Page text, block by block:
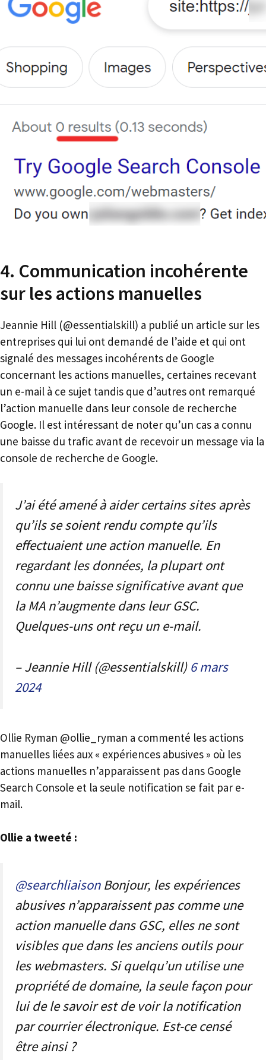
4. Communication incohérente
sur les actions manuelles
Jeannie Hill (@essentialskill) a publié un article sur les
entreprises qui lui ont demandé de l’aide et qui ont
signalé des messages incohérents de Google
concernant les actions manuelles, certaines recevant
un e-mail à ce sujet tandis que d’autres ont remarqué
l’action manuelle dans leur console de recherche
Google. Il est intéressant de noter qu’un cas a connu
une baisse du trafic avant de recevoir un message via la
console de recherche de Google.
J’ai été amené à aider certains sites après
qu’ils se soient rendu compte qu’ils
effectuaient une action manuelle. En
regardant les données, la plupart ont
connu une baisse significative avant que
la MA n’augmente dans leur GSC.
Quelques-uns ont reçu un e-mail.
– Jeannie Hill (@essentialskill) 6 mars
2024
Ollie Ryman @ollie_ryman a commenté les actions
manuelles liées aux « expériences abusives » où les
actions manuelles n’apparaissent pas dans Google
Search Console et la seule notification se fait par e-
mail.
Ollie a tweeté :
@searchliaisonBonjour, les expériences
abusives n’apparaissent pas comme une
action manuelle dans GSC, elles ne sont
visibles que dans les anciens outils pour
les webmasters. Si quelqu’un utilise une
propriété de domaine, la seule façon pour
lui de le savoir est de voir la notification
par courrier électronique. Est-ce censé
être ainsi ?